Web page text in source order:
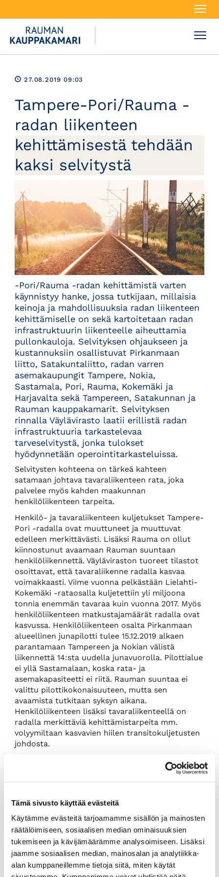
Tämä sivusto käyttää evästeitä
Käytämme evästeitä tarjoamamme sisällön ja mainosten
räätälöimiseen, sosiaalisen median ominaisuuksien
tukemiseen ja kävijämäärämme analysoimiseen. Lisäksi
jaamme sosiaalisen median, mainosalan ja analytiikka-
alan kumppaneillemme tietoja siitä, miten käytät
27.08.2019 09:03
Tampere-Pori/Rauma -
radan liikenteen
kehittämisestä tehdään
kaksi selvitystä
-Pori/Rauma -radan kehittämistä varten
käynnistyy hanke, jossa tutkijaan, millaisia
keinoja ja mahdollisuuksia radan liikenteen
kehittämiselle on sekä kartoitetaan radan
infrastruktuurin liikenteelle aiheuttamia
pullonkauloja. Selvityksen ohjaukseen ja
kustannuksiin osallistuvat Pirkanmaan
liitto, Satakuntaliitto, radan varren
asemakaupungit Tampere, Nokia,
Sastamala, Pori, Rauma, Kokemäki ja
Harjavalta sekä Tampereen, Satakunnan ja
Rauman kauppakamarit. Selvityksen
rinnalla Väylävirasto laatii erillistä radan
infrastruktuuria tarkastelevaa
tarveselvitystä, jonka tulokset
hyödynnetään operointitarkasteluissa.
Selvitysten kohteena on tärkeä kahteen
satamaan johtava tavaraliikenteen rata, joka
palvelee myös kahden maakunnan
henkilöliikenteen tarpeita.
Henkilö- ja tavaraliikenteen kuljetukset Tampere-
Pori -radalla ovat muuttuneet ja muuttuvat
edelleen merkittävästi. Lisäksi Rauma on ollut
kiinnostunut avaamaan Rauman suuntaan
henkilöliikennettä. Väyläviraston tuoreet tilastot
osoittavat, että tavaraliikenne radalla kasvaa
voimakkaasti. Viime vuonna pelkästään Lielahti-
Kokemäki -rataosalla kuljetettiin yli miljoona
tonnia enemmän tavaraa kuin vuonna 2017. Myös
henkilöliikenteen matkustajamäärät radalla ovat
kasvussa. Henkilöliikenteen osalta Pirkanmaan
alueellinen junapilotti tulee 15.12.2019 alkaen
parantamaan Tampereen ja Nokian välistä
liikennettä 14:sta uudella junavuorolla. Pilottialue
ei yllä Sastamalaan, koska rata- ja
asemakapasiteetti ei riitä. Rauman suuntaa ei
valittu pilottikokonaisuuteen, mutta sen
avaamista tutkitaan syksyn aikana.
Henkilöliikenteen lisäksi tavaraliikenteellä on
radalla merkittäviä kehittämistarpeita mm.
volyymiltaan kasvavien hiilen transitokuljetusten
johdosta.
Hiilijunista aiheutuu myös melu- ja tärinähäiriötä
radan läheisyydessä asuville. Tämän takia
saadaan Porin ja Harjavallan välillä suoritetuilla
testijunien koeajoilla elokuun aikana*. Radan
kunto on samalla huonontunut merkittävästi
Pori-Mäntyluoto -välillä. Satamayhteyksien
johdosta rata on merkityksellinen muillekin
logistiikkaa koskeville suunnitelmille ja
selvityksille.